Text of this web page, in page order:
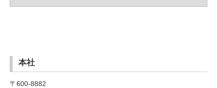
本社
〒600-8882